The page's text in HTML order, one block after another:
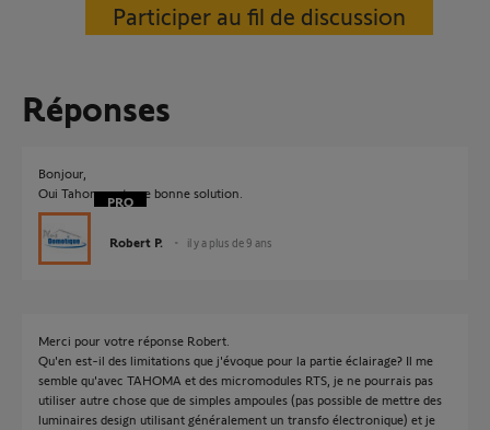
Participer au fil de discussion
Réponses
Bonjour,
Oui Tahoma est une bonne solution.
Robert P. il y a plus de 9 ans
Merci pour votre réponse Robert.
Qu'en est-il des limitations que j'évoque pour la partie éclairage? Il me
semble qu'avec TAHOMA et des micromodules RTS, je ne pourrais pas
utiliser autre chose que de simples ampoules (pas possible de mettre des
luminaires design utilisant généralement un transfo électronique) et je